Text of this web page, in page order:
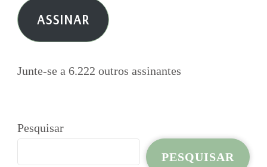
e-
mail ASSINAR
Junte-se a 6.222 outros assinantes
Pesquisar
PESQUISAR